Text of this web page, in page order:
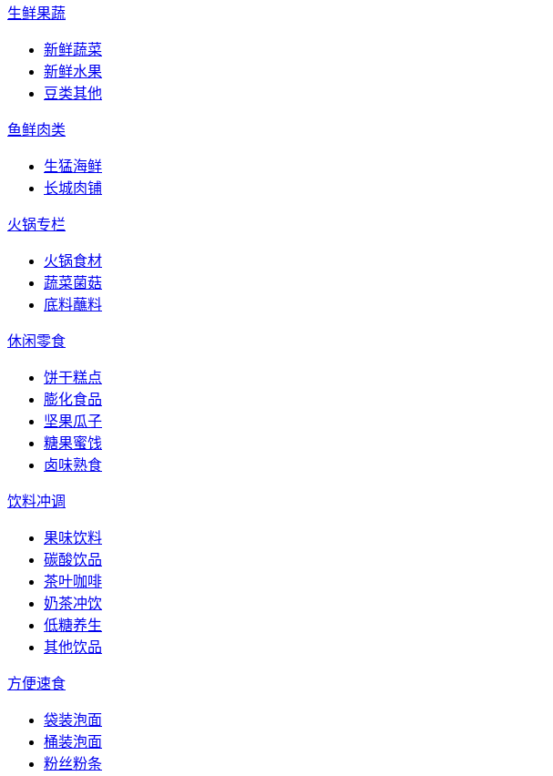
生鲜果蔬
新鲜蔬菜
新鲜水果
豆类其他
鱼鲜肉类
生猛海鲜
长城肉铺
火锅专栏
火锅食材
蔬菜菌菇
底料蘸料
休闲零食
饼干糕点
膨化食品
坚果瓜子
糖果蜜饯
卤味熟食
饮料冲调
果味饮料
碳酸饮品
茶叶咖啡
奶茶冲饮
低糖养生
其他饮品
方便速食
袋装泡面
桶装泡面
粉丝粉条